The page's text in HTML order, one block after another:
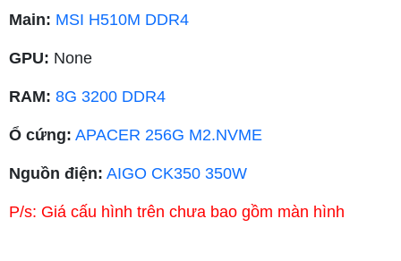
Main: MSI H510M DDR4
GPU: None
RAM: 8G 3200 DDR4
Ổ cứng: APACER 256G M2.NVME
Nguồn điện: AIGO CK350 350W
P/s: Giá cấu hình trên chưa bao gồm màn hình